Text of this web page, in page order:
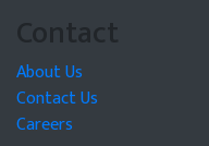
Contact
About Us
Contact Us
Careers